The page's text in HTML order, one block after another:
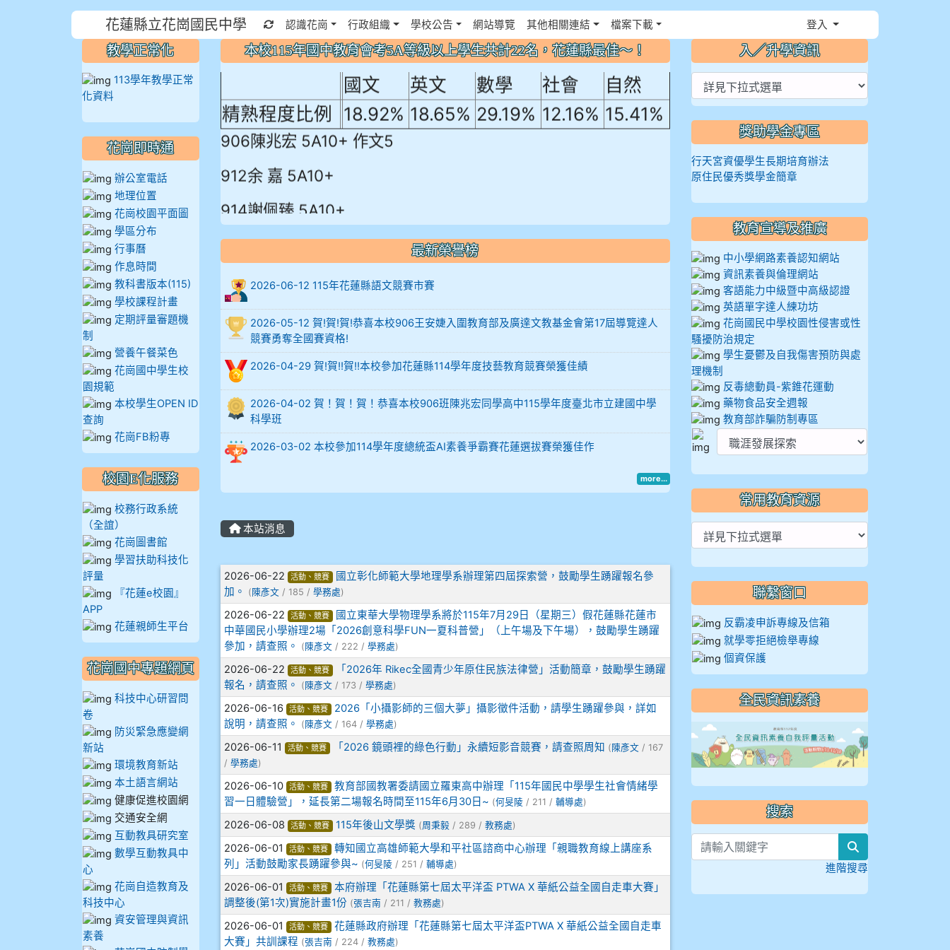
花蓮縣立花崗國民中學 重新取得佈景設定
認識花崗 行政組織 學校公告 網站導覽 其他相關連結 檔案下載 登入
本校115年國中教育會考5A等級以上學生共計22名，花蓮縣最佳～！
本校115年國中教育會考5A等級以上學生共計22名，花
蓮縣最佳～！
國文
英文 數學 社會
自然
精熟程度比例 18.92% 18.65% 29.19% 12.16% 15.41%
906陳兆宏 5A10+ 作文5
912余 嘉 5A10+
914謝佩臻 5A10+
902蘇奕愷
904彭子庭
905蔣昇和
905周沛蓉
905鄭瑀安
906江彥臻
909林玉楓
909林朝智
910謝尚橙
910呂芃澔
910溫婕伶
911王祉傑
911張 婷
912彭子宸
914王苡澄
最新榮譽榜
2026-06-12 115年花蓮縣語文競賽市賽
2026-05-12 賀!賀!賀!恭喜本校906王安婕入圍教育部及廣達文教基金會第17屆導覽達人
競賽勇奪全國賽資格!
2026-04-29 賀!賀!!賀!!本校參加花蓮縣114學年度技藝教育競賽榮獲佳績
2026-04-02 賀！賀！賀！恭喜本校906班陳兆宏同學高中115學年度臺北市立建國中學
科學班
2026-03-02 本校參加114學年度總統盃AI素養爭霸賽花蓮選拔賽榮獲佳作
more...
本站消息
文章列表
2026-06-22 活動、競賽
國立彰化師範大學地理學系辦理第四屆探索營，鼓勵學生踴躍報名參
加。
( 陳彥文/ 185 / 學務處)
2026-06-22 活動、競賽
國立東華大學物理學系將於115年7月29日（星期三）假花蓮縣花蓮市
中華國民小學辦理2場「2026創意科學FUN一夏科普營」（上午場及下午場），鼓勵學生踴躍
參加，請查照。
(陳彥文/ 222 / 學務處)
2026-06-22 活動、競賽
「2026年 Rikec全國青少年原住民族法律營」活動簡章，鼓勵學生踴躍
報名，請查照。
( 陳彥文/ 173 / 學務處)
2026-06-16 活動、競賽
2026「小攝影師的三個大夢」攝影徵件活動，請學生踴躍參與，詳如
說明，請查照。
(陳彥文/ 164 / 學務處)
2026-06-11 活動、競賽 「2026 鏡頭裡的綠色行動」永續短影音競賽，請查照周知 ( 陳彥文/ 167
/ 學務處)
2026-06-10 活動、競賽
教育部國教署委請國立羅東高中辦理「115年國民中學學生社會情緒學
習一日體驗營」，延長第二場報名時間至115年6月30日~ (何旻陵/ 211 / 輔導處)
2026-06-08 活動、競賽 115年後山文學獎 (周秉毅/ 289 / 教務處)
2026-06-01 活動、競賽
轉知國立高雄師範大學和平社區諮商中心辦理「親職教育線上講座系
列」活動鼓勵家長踴躍參與~ (何旻陵/ 251 / 輔導處)
2026-06-01 活動、競賽
本府辦理「花蓮縣第七屆太平洋盃 PTWA X 華紙公益全國自走車大賽」
調整後(第1次)實施計畫1份 (張吉南 / 211 / 教務處)
2026-06-01 活動、競賽
花蓮縣政府辦理「花蓮縣第七屆太平洋盃PTWA X 華紙公益全國自走車
大賽」共訓課程 (張吉南 / 224 / 教務處)
教學正常化
113學年教學正常
化資料
花崗即時通
辦公室電話
地理位置
花崗校園平面圖
學區分布
行事曆
作息時間
教科書版本(115)
學校課程計畫
定期評量審題機
制
營養午餐菜色
花崗國中學生校
園規範
本校學生OPEN ID
查詢
花崗FB粉專
校園E化服務
校務行政系統
（全誼）
花崗圖書館
學習扶助科技化
評量
『花蓮e校園』
APP
花蓮親師生平台
花崗國中專題網頁
科技中心研習問
卷
防災緊急應變網
新站
環境教育新站
本土語言網站
健康促進校園網
交通安全網
互動教具研究室
數學互動教具中
心
花崗自造教育及
科技中心
資安管理與資訊
素養
入／升學資訊
獎助學金專區
行天宮資優學生長期培育辦法
原住民優秀獎學金簡章
教育宣導及推廣
中小學網路素養認知網站
資訊素養與倫理網站
客語能力中級暨中高級認證
英語單字達人練功坊
花崗國民中學校園性侵害或性
騷擾防治規定
學生憂鬱及自我傷害預防與處
理機制
反毒總動員-紫錐花運動
藥物食品安全週報
教育部詐騙防制專區
常用教育資源
聯繫窗口
反霸凌申訴專線及信箱
就學零拒絕檢舉專線
個資保護
全民資訊素養
搜索
進階搜尋